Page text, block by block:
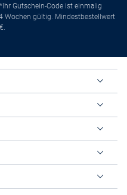
Gutschein-Code ist einmalig
Wochen gültig. Mindestbestellwert